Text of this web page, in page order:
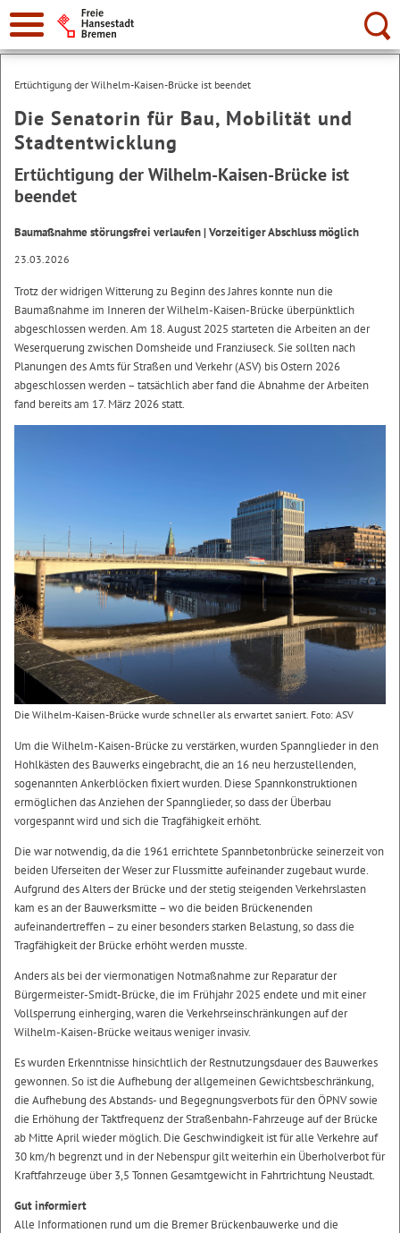
Suche:
Ertüchtigung der Wilhelm-Kaisen-Brücke ist beendet
Die Senatorin für Bau, Mobilität und
Stadtentwicklung
Ertüchtigung der Wilhelm-Kaisen-Brücke ist
beendet
Baumaßnahme störungsfrei verlaufen | Vorzeitiger Abschluss möglich
23.03.2026
Trotz der widrigen Witterung zu Beginn des Jahres konnte nun die
Baumaßnahme im Inneren der Wilhelm-Kaisen-Brücke überpünktlich
abgeschlossen werden. Am 18. August 2025 starteten die Arbeiten an der
Weserquerung zwischen Domsheide und Franziuseck. Sie sollten nach
Planungen des Amts für Straßen und Verkehr (ASV) bis Ostern 2026
abgeschlossen werden – tatsächlich aber fand die Abnahme der Arbeiten
fand bereits am 17. März 2026 statt.
Die Wilhelm-Kaisen-Brücke wurde schneller als erwartet saniert. Foto: ASV
Um die Wilhelm-Kaisen-Brücke zu verstärken, wurden Spannglieder in den
Hohlkästen des Bauwerks eingebracht, die an 16 neu herzustellenden,
sogenannten Ankerblöcken fixiert wurden. Diese Spannkonstruktionen
ermöglichen das Anziehen der Spannglieder, so dass der Überbau
vorgespannt wird und sich die Tragfähigkeit erhöht.
Die war notwendig, da die 1961 errichtete Spannbetonbrücke seinerzeit von
beiden Uferseiten der Weser zur Flussmitte aufeinander zugebaut wurde.
Aufgrund des Alters der Brücke und der stetig steigenden Verkehrslasten
kam es an der Bauwerksmitte – wo die beiden Brückenenden
aufeinandertreffen – zu einer besonders starken Belastung, so dass die
Tragfähigkeit der Brücke erhöht werden musste.
Anders als bei der viermonatigen Notmaßnahme zur Reparatur der
Bürgermeister-Smidt-Brücke, die im Frühjahr 2025 endete und mit einer
Vollsperrung einherging, waren die Verkehrseinschränkungen auf der
Wilhelm-Kaisen-Brücke weitaus weniger invasiv.
Es wurden Erkenntnisse hinsichtlich der Restnutzungsdauer des Bauwerkes
gewonnen. So ist die Aufhebung der allgemeinen Gewichtsbeschränkung,
die Aufhebung des Abstands- und Begegnungsverbots für den ÖPNV sowie
die Erhöhung der Taktfrequenz der Straßenbahn-Fahrzeuge auf der Brücke
ab Mitte April wieder möglich. Die Geschwindigkeit ist für alle Verkehre auf
30 km/h begrenzt und in der Nebenspur gilt weiterhin ein Überholverbot für
Kraftfahrzeuge über 3,5 Tonnen Gesamtgewicht in Fahrtrichtung Neustadt.
Gut informiert
Alle Informationen rund um die Bremer Brückenbauwerke und die